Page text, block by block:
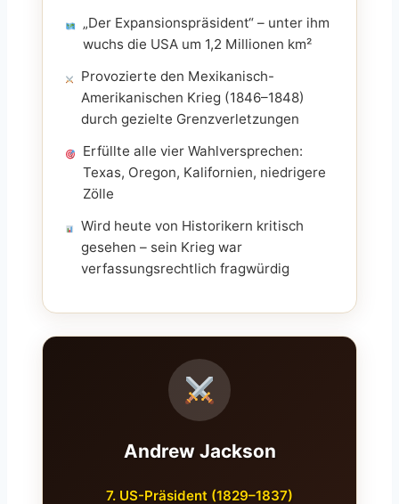
„Der Expansionspräsident“ – unter ihm
wuchs die USA um 1,2 Millionen km²
Provozierte den Mexikanisch-
Amerikanischen Krieg (1846–1848)
durch gezielte Grenzverletzungen
Erfüllte alle vier Wahlversprechen:
Texas, Oregon, Kalifornien, niedrigere
Zölle
Wird heute von Historikern kritisch
gesehen – sein Krieg war
verfassungsrechtlich fragwürdig
Andrew Jackson
7. US-Präsident (1829–1837)